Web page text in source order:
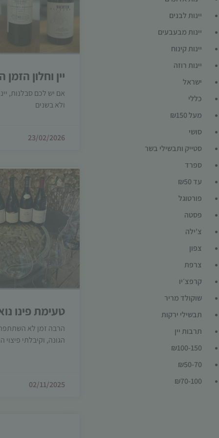
יינות לבנים
יינות מבעבעים
יינות קינוח
יינות רוזה
ישראל
כללי
מעל ₪150
סושי
סטייק ותבשילי בשר
ספרד
עד ₪50
פורטוגל
פסטה
צ'ילה
צפון
צרפת
קרפצ׳יו
שוקולד מריר
תבשילי ירקות
תרבות יין
₪100-150
₪50-70
₪70-100
יין וחלון הזמן
אם יש לכם סבלנות,
ולא בשנים
23/02/2026
טעימת פינו
הרבה זמן לא
הגונה, וקיבלתי פיצוי
02/11/2025